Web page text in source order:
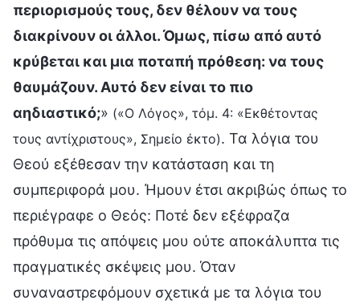
περιορισμούς τους, δεν θέλουν να τους
διακρίνουν οι άλλοι. Όμως, πίσω από αυτό
κρύβεται και μια ποταπή πρόθεση: να τους
θαυμάζουν. Αυτό δεν είναι το πιο
αηδιαστικό;» («Ο Λόγος», τόμ. 4: «Εκθέτοντας
τους αντίχριστους», Σημείο έκτο). Τα λόγια του
Θεού εξέθεσαν την κατάσταση και τη
συμπεριφορά μου. Ήμουν έτσι ακριβώς όπως το
περιέγραφε ο Θεός: Ποτέ δεν εξέφραζα
πρόθυμα τις απόψεις μου ούτε αποκάλυπτα τις
πραγματικές σκέψεις μου. Όταν
συναναστρεφόμουν σχετικά με τα λόγια του